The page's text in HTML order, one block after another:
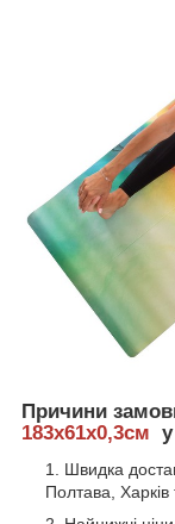
Причини
183x61x0,3см
Швидка
Полтава, Харків